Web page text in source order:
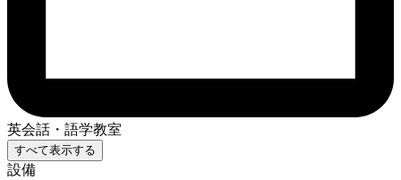
英会話・語学教室
すべて表示する
設備